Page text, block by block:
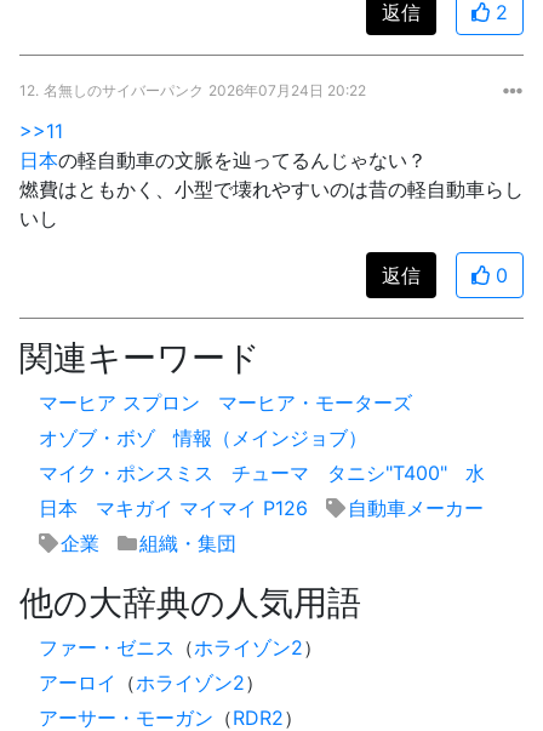
返信
2
12. 名無しのサイバーパンク 2026年07月24日 20:22
>>11
日本の軽自動車の文脈を辿ってるんじゃない？
燃費はともかく、小型で壊れやすいのは昔の軽自動車らし
いし
返信 0
関連キーワード
マーヒア スプロン
マーヒア・モーターズ
オゾブ・ボゾ
情報（メインジョブ）
マイク・ポンスミス
チューマ タニシ"T400"
水
日本
マキガイ マイマイ P126
自動車メーカー
企業
組織・集団
他の大辞典の人気用語
ファー・ゼニス （ホライゾン2）
アーロイ
（ホライゾン2）
アーサー・モーガン （RDR2）